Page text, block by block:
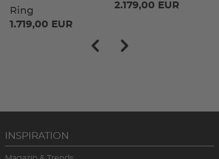
Ring
1.719,00 EUR
2.179,00 EUR
INSPIRATION